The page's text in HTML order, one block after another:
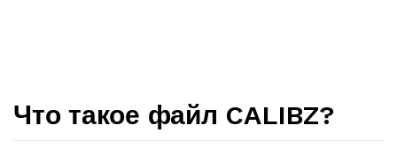
Что такое файл CALIBZ?